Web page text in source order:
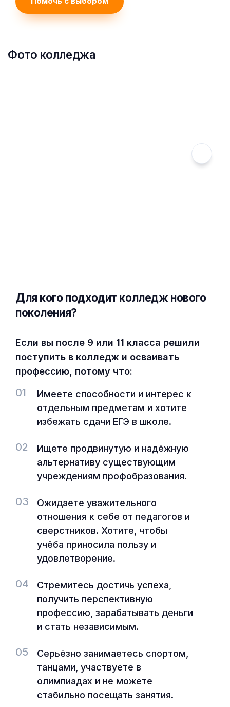
Фото колледжа
Для кого подходит колледж нового
поколения?
Если вы после 9 или 11 класса решили
поступить в колледж и осваивать
профессию, потому что:
01
Имеете способности и интерес к
отдельным предметам и хотите
избежать сдачи ЕГЭ в школе.
02
Ищете продвинутую и надёжную
альтернативу существующим
учреждениям профобразования.
03
Ожидаете уважительного
отношения к себе от педагогов и
сверстников. Хотите, чтобы
учёба приносила пользу и
удовлетворение.
04
Стремитесь достичь успеха,
получить перспективную
профессию, зарабатывать деньги
и стать независимым.
05
Серьёзно занимаетесь спортом,
танцами, участвуете в
олимпиадах и не можете
стабильно посещать занятия.